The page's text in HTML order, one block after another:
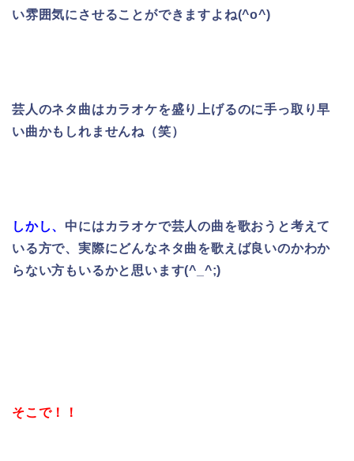
い雰囲気にさせることができますよね(^o^)
芸人のネタ曲はカラオケを盛り上げるのに手っ取り早
い曲かもしれませんね（笑）
しかし、 中にはカラオケで芸人の曲を歌おうと考えて
いる方で、実際にどんなネタ曲を歌えば良いのかわか
らない方もいるかと思います(^_^;)
そこで！！